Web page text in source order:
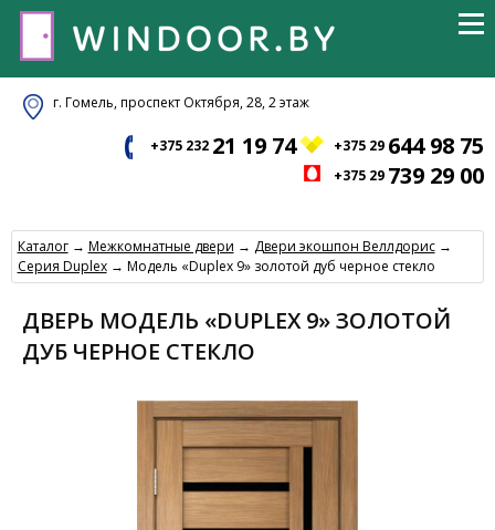
г. Гомель, проспект Октября, 28, 2 этаж
+375 232 21 19 74 +375 29 644 98 75
+375 29 739 29 00
Каталог→ Межкомнатные двери → Двери экошпон Веллдорис→
Серия Duplex→ Модель «Duplex 9» золотой дуб черное стекло
ДВЕРЬ МОДЕЛЬ «DUPLEX 9» ЗОЛОТОЙ
ДУБ ЧЕРНОЕ СТЕКЛО